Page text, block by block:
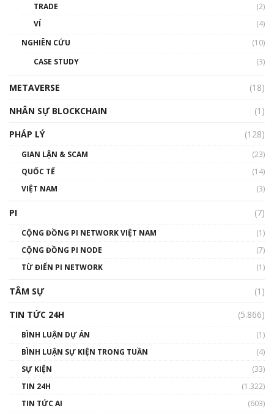
01:32:59
gió ấm
Talkshow 14: MemeCoin – Trò đùa tỷ đô
01:29:26
TRADE
(2)
VÍ
(4)
NGHIÊN CỨU
(10)
CASE STUDY
(3)
METAVERSE
(18)
NHÂN SỰ BLOCKCHAIN
(1)
PHÁP LÝ
(128)
GIAN LẬN & SCAM
(23)
QUỐC TẾ
(14)
VIỆT NAM
(3)
PI (7)
CỘNG ĐỒNG PI NETWORK VIỆT NAM
(1)
CỘNG ĐỒNG PI NODE
(7)
TỪ ĐIỂN PI NETWORK
(1)
TÂM SỰ
(1)
TIN TỨC 24H
(5.866)
BÌNH LUẬN DỰ ÁN
(1)
BÌNH LUẬN SỰ KIỆN TRONG TUẦN
(4)
SỰ KIỆN
(33)
TIN 24H
(1.322)
TIN TỨC AI
(603)